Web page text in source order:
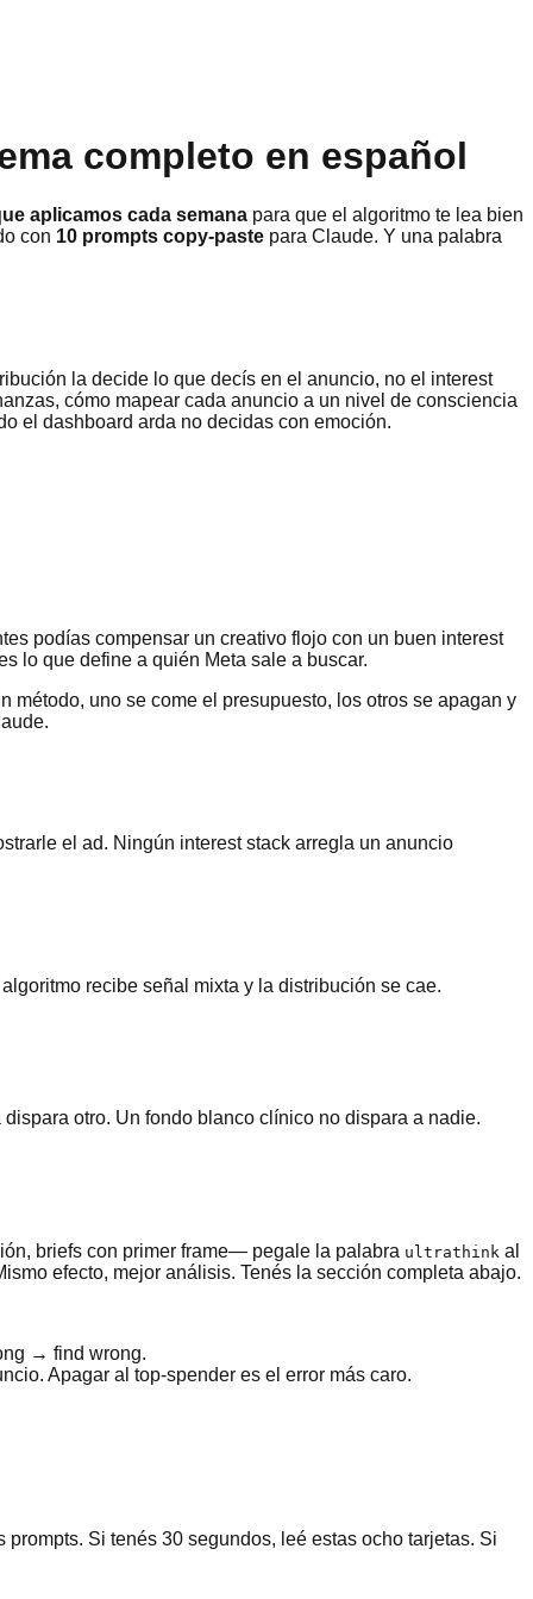
completo en español
aplicamos cada semana para que el algoritmo te lea bien
con 10 prompts copy-paste para Claude. Y una palabra
la decide lo que decís en el anuncio, no el interest
cómo mapear cada anuncio a un nivel de consciencia
el dashboard arda no decidas con emoción.
podías compensar un creativo flojo con un buen interest
lo que define a quién Meta sale a buscar.
método, uno se come el presupuesto, los otros se apagan y
el ad. Ningún interest stack arregla un anuncio
recibe señal mixta y la distribución se cae.
otro. Un fondo blanco clínico no dispara a nadie.
briefs con primer frame— pegale la palabra ultrathink al
efecto, mejor análisis. Tenés la sección completa abajo.
→ find wrong.
Apagar al top-spender es el error más caro.
Si tenés 30 segundos, leé estas ocho tarjetas. Si